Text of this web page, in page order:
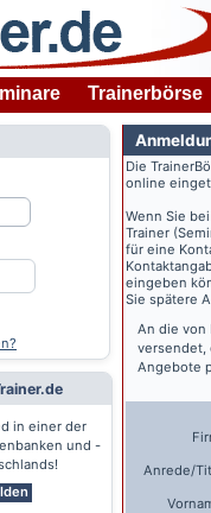
Trainerbörse
in einer der
und -
Die
online
Wenn Sie bei
Trainer
für eine
eingeben
Sie spätere
An die von
versendet,
Angebote
Anrede/